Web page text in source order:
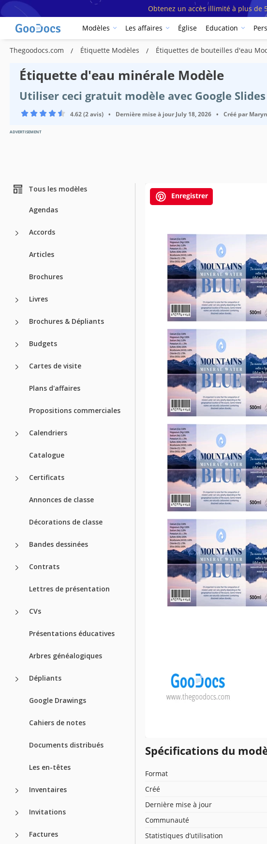
Obtenez un accès illimité à plus de
Modèles Les affaires Église Education
Thegoodocs.com Étiquette Modèles Étiquettes de bouteilles d'eau
Étiquette d'eau minérale Modèle
Utiliser ceci gratuit modèle avec Google
4.62 (2 avis) • Dernière mise à jour July 18, 2026 • Créé par
ADVERTISEMENT
Tous les modèles
Agendas
Accords
Articles
Brochures
Livres
Brochures & Dépliants
Budgets
Cartes de visite
Plans d'affaires
Propositions commerciales
Calendriers
Catalogue
Certificats
Annonces de classe
Décorations de classe
Bandes dessinées
Contrats
Lettres de présentation
CVs
Présentations éducatives
Arbres généalogiques
Dépliants
Google Drawings
Cahiers de notes
Documents distribués
Les en-têtes
Inventaires
Invitations
Factures
Enregistrer
Spécifications du
Format
Créé
Dernière mise à jour
Communauté
Statistiques d’utilisation